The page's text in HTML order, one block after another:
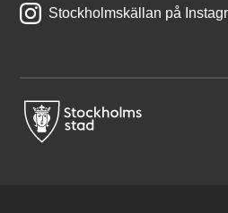
Stockholmskällan på